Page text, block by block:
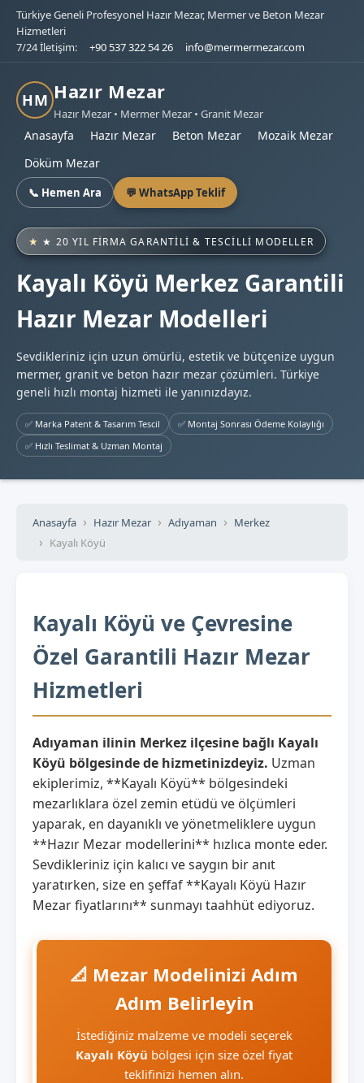
Türkiye Geneli Profesyonel Hazır Mezar, Mermer ve Beton Mezar
Hizmetleri
7/24 İletişim:
+90 537 322 54 26 info@mermermezar.com
HM Hazır Mezar
Hazır Mezar • Mermer Mezar • Granit Mezar
Anasayfa Hazır Mezar Beton Mezar
Mozaik Mezar
Döküm Mezar
📞 Hemen Ara 💬 WhatsApp Teklif
★ 20 YIL FIRMA GARANTILI & TESCILLI MODELLER
Kayalı Köyü Merkez Garantili
Hazır Mezar Modelleri
Sevdikleriniz için uzun ömürlü, estetik ve bütçenize uygun
mermer, granit ve beton hazır mezar çözümleri. Türkiye
geneli hızlı montaj hizmeti ile yanınızdayız.
✅ Marka Patent & Tasarım Tescil
✅ Montaj Sonrası Ödeme Kolaylığı
✅ Hızlı Teslimat & Uzman Montaj
Anasayfa Hazır Mezar Adıyaman
Merkez
Kayalı Köyü
Kayalı Köyü ve Çevresine
Özel Garantili Hazır Mezar
Hizmetleri
Adıyaman ilinin Merkez ilçesine bağlı Kayalı
Köyü bölgesinde de hizmetinizdeyiz. Uzman
ekiplerimiz, **Kayalı Köyü** bölgesindeki
mezarlıklara özel zemin etüdü ve ölçümleri
yaparak, en dayanıklı ve yönetmeliklere uygun
**Hazır Mezar modellerini** hızlıca monte eder.
Sevdikleriniz için kalıcı ve saygın bir anıt
yaratırken, size en şeffaf **Kayalı Köyü Hazır
Mezar fiyatlarını** sunmayı taahhüt ediyoruz.
📐 Mezar Modelinizi Adım
Adım Belirleyin
İstediğiniz malzeme ve modeli seçerek
Kayalı Köyü bölgesi için size özel fiyat
teklifinizi hemen alın.